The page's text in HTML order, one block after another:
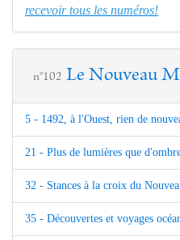
recevoir tous les numéros!
n°102 Le Nouveau
5 - 1492, à l'Ouest, rien de
21 - Plus de lumières que
32 - Stances à la croix du
35 - Découvertes et voyages